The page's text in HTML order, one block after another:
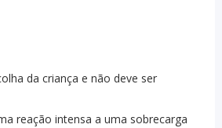
da criança e não deve ser
reação intensa a uma sobrecarga